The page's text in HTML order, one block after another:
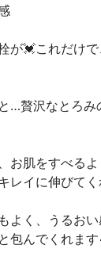
が💓これだけ
…贅沢なとろみ
お肌をすべる
レイに伸びてく
よく、うるお
包んでくれます